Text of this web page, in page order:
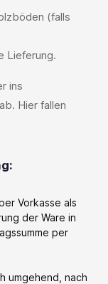
(falls
Lieferung.
ins
Hier fallen
Vorkasse als
der Ware in
per
umgehend, nach